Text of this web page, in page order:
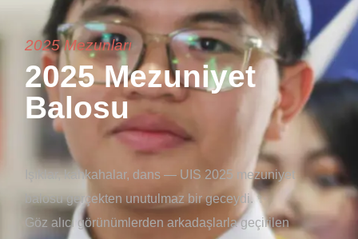
2025 Mezunları
2025 Mezuniyet
Balosu
Işıklar, kahkahalar, dans — UIS 2025 mezuniyet
balosu gerçekten unutulmaz bir geceydi. ✨
Göz alıcı görünümlerden arkadaşlarla geçirilen